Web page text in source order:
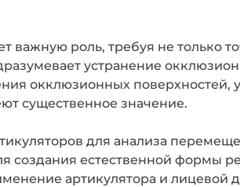
роль, требуя не только
устранение
окклюзионных поверхностей,
существенное значение.
для анализа
естественной формы
артикулятора и лицевой